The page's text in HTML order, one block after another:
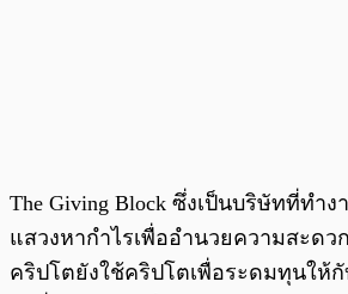
The Giving Block ซึ่งเป็นบริษัทที่ทำ
แสวงหากำไรเพื่ออำนวยความสะดว
คริปโตยังใช้คริปโตเพื่อระดมทุนให้